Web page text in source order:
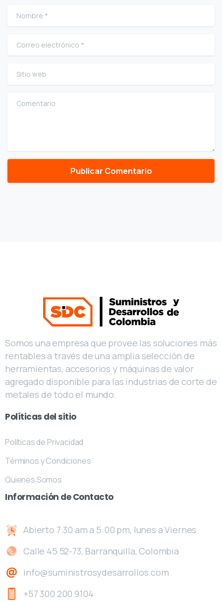
Nombre
Correo electrónico
Sitio web
Comentario
Somos una empresa que provee las soluciones más
rentables a través de una amplia selección de
herramientas, accesorios y máquinas de valor
agregado disponible para las industrias de corte de
metales de todo el mundo.
Políticas delsitio
Políticas de Privacidad
Términos y Condiciones
Quienes Somos
Información deContacto
Abierto 7:30 am a 5:00 pm, lunes a Viernes
Calle 45 52-73, Barranquilla, Colombia
info@suministrosydesarrollos.com
+57 300 200 9104